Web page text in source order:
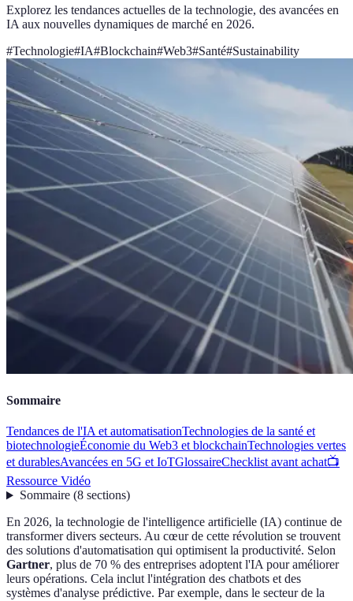
Explorez les tendances actuelles de la technologie, des avancées en
IA aux nouvelles dynamiques de marché en 2026.
#Technologie#IA#Blockchain#Web3#Santé#Sustainability
Sommaire
Tendances de l'IA et automatisationTechnologies de la santé et
biotechnologieÉconomie du Web3 et blockchainTechnologies vertes
et durablesAvancées en 5G et IoTGlossaireChecklist avant achat📺
Ressource Vidéo
Sommaire(8 sections)
En 2026, la technologie de l'intelligence artificielle (IA) continue de
transformer divers secteurs. Au cœur de cette révolution se trouvent
des solutions d'automatisation qui optimisent la productivité. Selon
Gartner, plus de 70 % des entreprises adoptent l'IA pour améliorer
leurs opérations. Cela inclut l'intégration des chatbots et des
systèmes d'analyse prédictive. Par exemple, dans le secteur de la